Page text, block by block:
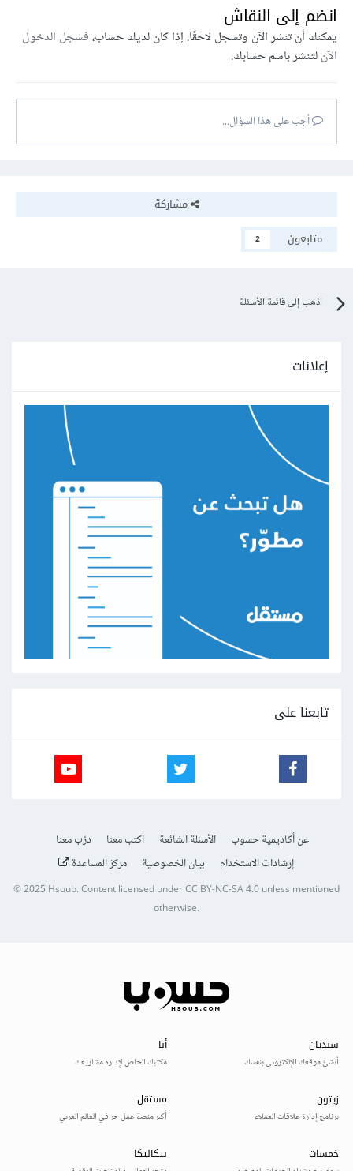
انضم إلى النقاش
يمكنك أن تنشر الآن وتسجل لاحقًا. إذا كان لديك حساب،فسجل الدخول
الآنلتنشر باسم حسابك.
أجب على هذا السؤال...
مشاركة
متابعون
2
اذهب إلى قائمة الأسئلة
إعلانات
تابعنا على
عن أكاديمية حسوب الأسئلة الشائعة اكتب معنا
درّب معنا
إرشادات الاستخدام
بيان الخصوصية مركز المساعدة
© 2025Hsoub.Content licensed underCC BY-NC-SA 4.0unless mentioned
otherwise.